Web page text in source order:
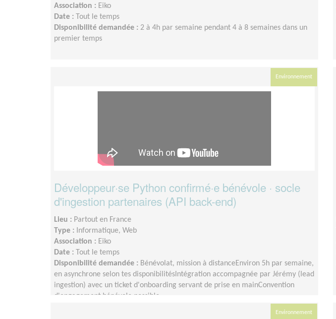
Association : Eiko
Date :
Tout le temps
Disponibilité demandée : 2 à 4h par semaine pendant 4 à 8 semaines dans un
premier temps
Environnement
Développeur·se Python confirmé·e bénévole · socle
d'ingestion partenaires (API back-end)
Lieu : Partout en France
Type :
Informatique, Web
Association : Eiko
Date :
Tout le temps
Disponibilité demandée : Bénévolat, mission à distanceEnviron 5h par semaine,
en asynchrone selon tes disponibilitésIntégration accompagnée par Jérémy (lead
ingestion) avec un ticket d'onboarding servant de prise en mainConvention
d'engagement bénévole possible
Environnement